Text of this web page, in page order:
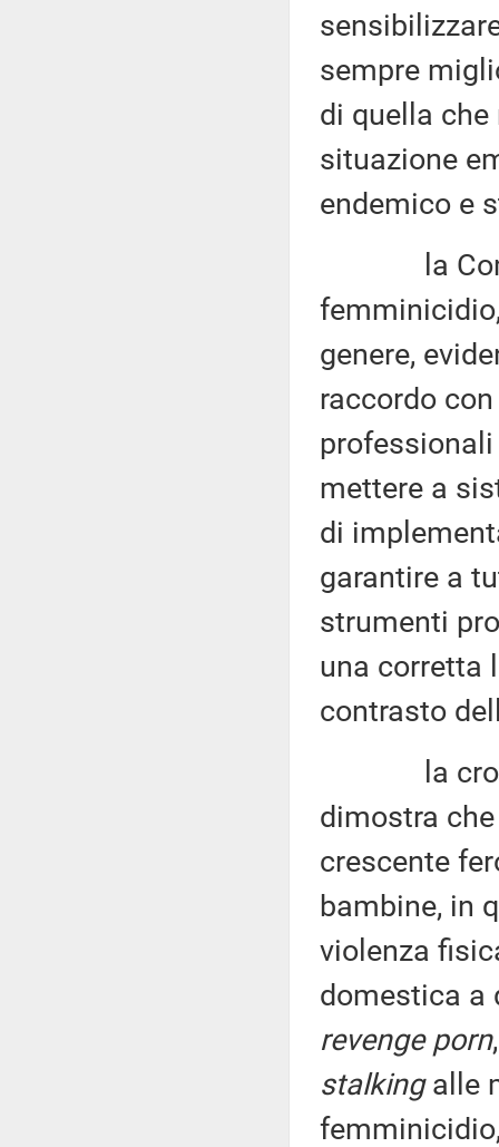
sempre
di quella che
situazione
endemico e
la
genere,
raccordo
mettere a
di
garantire a
strumenti
una corretta
contrasto
la
dimostra
crescente
bambine, in
violenza
domestica a
revenge porn
stalkingalle